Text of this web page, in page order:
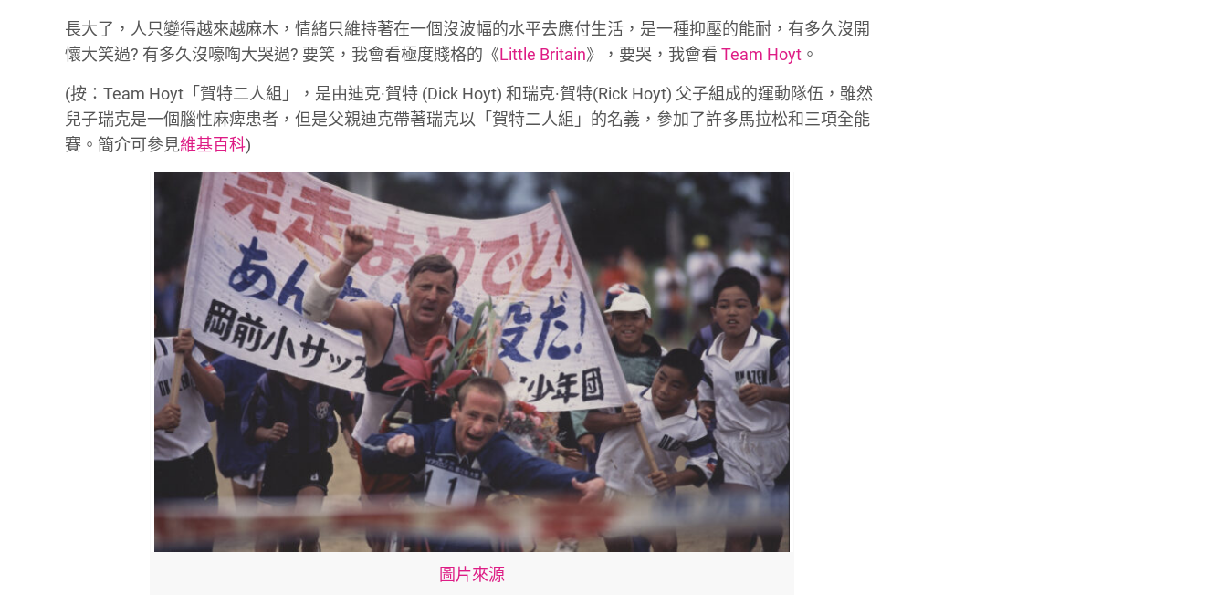
長大了，人只變得越來越麻木，情緒只維持著在一個沒波幅的水平去應付生活，是一種抑壓的能耐，有多久沒開
懷大笑過? 有多久沒嚎啕大哭過? 要笑，我會看極度賤格的《Little Britain》，要哭，我會看Team Hoyt 。
(按：Team Hoyt「賀特二人組」，是由迪克·賀特 (Dick Hoyt) 和瑞克·賀特(Rick Hoyt) 父子組成的運動隊伍，雖然
兒子瑞克是一個腦性麻痺患者，但是父親迪克帶著瑞克以「賀特二人組」的名義，參加了許多馬拉松和三項全能
賽。簡介可參見維基百科)
圖片來源